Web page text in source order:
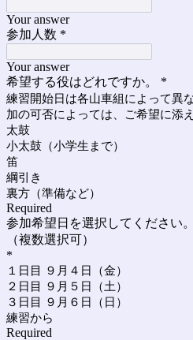
Your answer
参加人数 *
Your answer
希望する役はどれですか。
*
練習開始日は各山車組によって異
加の可否によっては、ご希望に添
太鼓
小太鼓（小学生まで）
笛
綱引き
裏方（準備など）
Required
参加希望日を選択してください。
（複数選択可）
*
１日目 ９月４日（金）
２日目 ９月５日（土）
３日目 ９月６日（日）
練習から
Required